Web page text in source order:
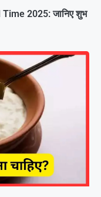
2025: जानिए शुभ